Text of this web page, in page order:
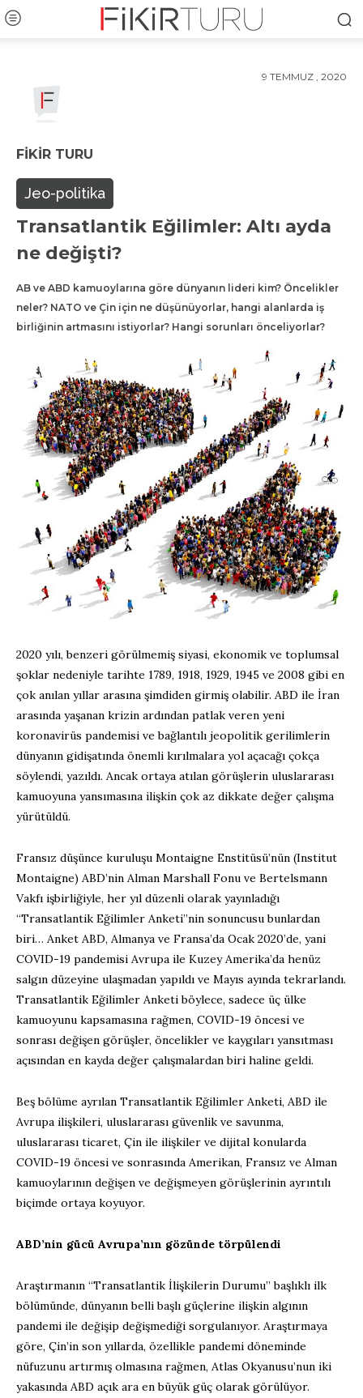
9 TEMMUZ , 2020
FIKIR TURU
Jeo-politika
Transatlantik Eğilimler: Altı ayda
ne değişti?
AB ve ABD kamuoylarına göre dünyanın lideri kim? Öncelikler
neler? NATO ve Çin için ne düşünüyorlar, hangi alanlarda iş
birliğinin artmasını istiyorlar? Hangi sorunları önceliyorlar?
2020 yılı, benzeri görülmemiş siyasi, ekonomik ve toplumsal
şoklar nedeniyle tarihte 1789, 1918, 1929, 1945 ve 2008 gibi en
çok anılan yıllar arasına şimdiden girmiş olabilir. ABD ile İran
arasında yaşanan krizin ardından patlak veren yeni
koronavirüs pandemisi ve bağlantılı jeopolitik gerilimlerin
dünyanın gidişatında önemli kırılmalara yol açacağı çokça
söylendi, yazıldı. Ancak ortaya atılan görüşlerin uluslararası
kamuoyuna yansımasına ilişkin çok az dikkate değer çalışma
yürütüldü.
Fransız düşünce kuruluşu Montaigne Enstitüsü’nün (Institut
Montaigne) ABD’nin Alman Marshall Fonu ve Bertelsmann
Vakfı işbirliğiyle, her yıl düzenli olarak yayınladığı
“Transatlantik Eğilimler Anketi”nin sonuncusu bunlardan
biri… Anket ABD, Almanya ve Fransa’da Ocak 2020’de, yani
COVID-19 pandemisi Avrupa ile Kuzey Amerika’da henüz
salgın düzeyine ulaşmadan yapıldı ve Mayıs ayında tekrarlandı.
Transatlantik Eğilimler Anketi böylece, sadece üç ülke
kamuoyunu kapsamasına rağmen, COVID-19 öncesi ve
sonrası değişen görüşler, öncelikler ve kaygıları yansıtması
açısından en kayda değer çalışmalardan biri haline geldi.
Beş bölüme ayrılan Transatlantik Eğilimler Anketi, ABD ile
Avrupa ilişkileri, uluslararası güvenlik ve savunma,
uluslararası ticaret, Çin ile ilişkiler ve dijital konularda
COVID-19 öncesi ve sonrasında Amerikan, Fransız ve Alman
kamuoylarının değişen ve değişmeyen görüşlerinin ayrıntılı
biçimde ortaya koyuyor.
ABD’nin gücü Avrupa’nın gözünde törpülendi
Araştırmanın “Transatlantik İlişkilerin Durumu” başlıklı ilk
bölümünde, dünyanın belli başlı güçlerine ilişkin algının
pandemi ile değişip değişmediği sorgulanıyor. Araştırmaya
göre, Çin’in son yıllarda, özellikle pandemi döneminde
nüfuzunu artırmış olmasına rağmen, Atlas Okyanusu’nun iki
yakasında ABD açık ara en büyük güç olarak görülüyor.